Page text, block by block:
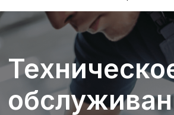
Техническое
обслуживание
Infiniti QX70 в
Воронеже